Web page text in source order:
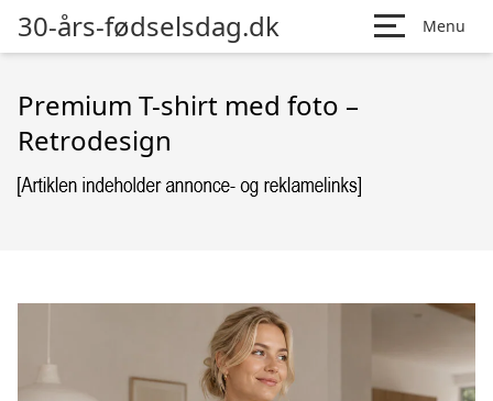
30-års-fødselsdag.dk Menu
Premium T-shirt med foto –
Retrodesign